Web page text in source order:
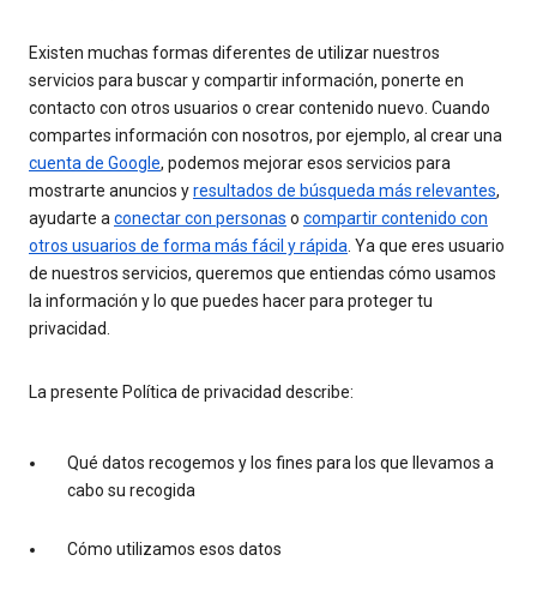
Existen muchas formas diferentes de utilizar nuestros
servicios para buscar y compartir información, ponerte en
contacto con otros usuarios o crear contenido nuevo. Cuando
compartes información con nosotros, por ejemplo, al crear una
cuenta de Google, podemos mejorar esos servicios para
mostrarte anuncios yresultados de búsqueda más relevantes,
ayudarte aconectar con personas o compartir contenido con
otros usuarios de forma más fácil y rápida. Ya que eres usuario
de nuestros servicios, queremos que entiendas cómo usamos
la información y lo que puedes hacer para proteger tu
privacidad.
La presente Política de privacidad describe:
Qué datos recogemos y los fines para los que llevamos a
cabo su recogida
Cómo utilizamos esos datos